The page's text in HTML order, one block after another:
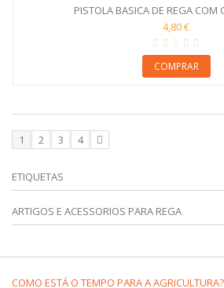
PISTOLA BASICA DE REGA COM
4,80 €
COMPRAR
1 2 3 4
ETIQUETAS
ARTIGOS E ACESSORIOS PARA REGA
COMO ESTÁ O TEMPO PARA A AGRICULTURA?